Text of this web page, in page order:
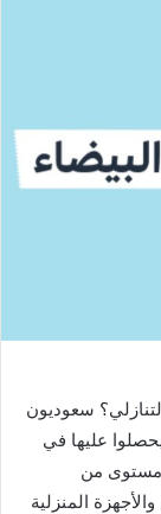
الجمعة البيضاء 2022 العد التنازلي؟ سعوديون
عليها في
مستوى من
المنزلية